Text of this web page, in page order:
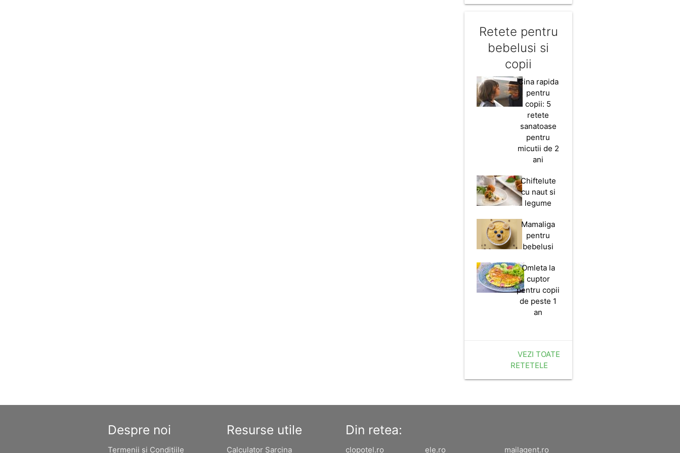
Retete pentru
bebelusi si
copii
Cina rapida
pentru
copii: 5
retete
sanatoase
pentru
micutii de 2
ani
Chiftelute
cu naut si
legume
Mamaliga
pentru
bebelusi
Omleta la
cuptor
pentru copii
de peste 1
an
VEZI TOATE
RETETELE
Despre noi
Termenii si Conditiile
Resurse utile
Calculator Sarcina
Din retea:
clopotel.ro ele.ro mailagent.ro